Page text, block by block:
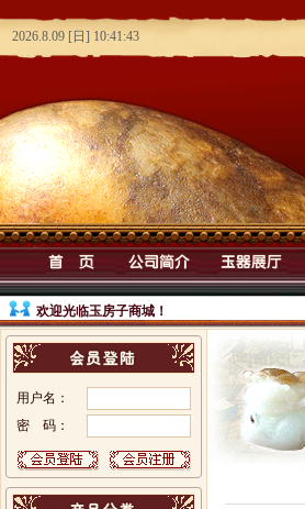
欢迎光临玉房子商城！
用户名：
密 码：